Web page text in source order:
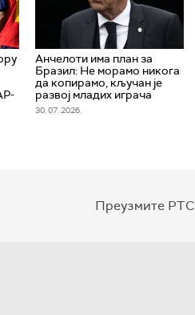
Aнчелоти има план за
Бразил: Не морамо никога
да копирамо, кључан је
развој младих играча
30. 07. 2026.
Преузмите РТС